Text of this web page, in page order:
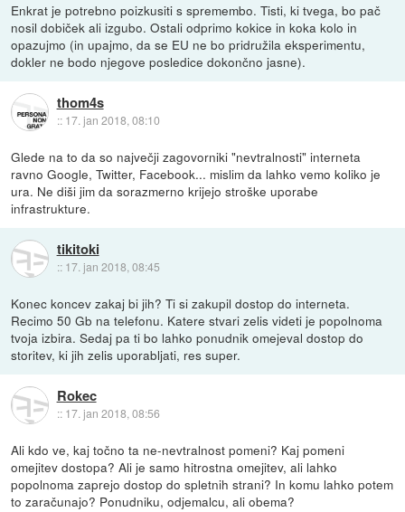
Enkrat je potrebno poizkusiti s spremembo. Tisti, ki tvega, bo pač
nosil dobiček ali izgubo. Ostali odprimo kokice in koka kolo in
opazujmo (in upajmo, da se EU ne bo pridružila eksperimentu,
dokler ne bodo njegove posledice dokončno jasne).
thom4s
:: 17. jan 2018, 08:10
Glede na to da so največji zagovorniki "nevtralnosti" interneta
ravno Google, Twitter, Facebook... mislim da lahko vemo koliko je
ura. Ne diši jim da sorazmerno krijejo stroške uporabe
infrastrukture.
tikitoki
:: 17. jan 2018, 08:45
Konec koncev zakaj bi jih? Ti si zakupil dostop do interneta.
Recimo 50 Gb na telefonu. Katere stvari zelis videti je popolnoma
tvoja izbira. Sedaj pa ti bo lahko ponudnik omejeval dostop do
storitev, ki jih zelis uporabljati, res super.
Rokec
:: 17. jan 2018, 08:56
Ali kdo ve, kaj točno ta ne-nevtralnost pomeni? Kaj pomeni
omejitev dostopa? Ali je samo hitrostna omejitev, ali lahko
popolnoma zaprejo dostop do spletnih strani? In komu lahko potem
to zaračunajo? Ponudniku, odjemalcu, ali obema?